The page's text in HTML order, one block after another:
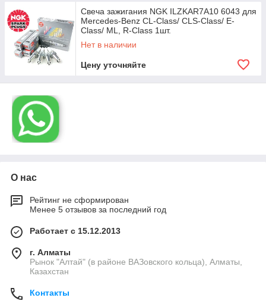
Свеча зажигания NGK ILZKAR7A10 6043 для
Mercedes-Benz CL-Class/ CLS-Class/ E-
Class/ ML, R-Class 1шт.
Нет в наличии
Цену уточняйте
О нас
Рейтинг не сформирован
Менее 5 отзывов за последний год
Работает с 15.12.2013
г. Алматы
Рынок "Алтай" (в районе ВАЗовского кольца), Алматы,
Казахстан
Контакты